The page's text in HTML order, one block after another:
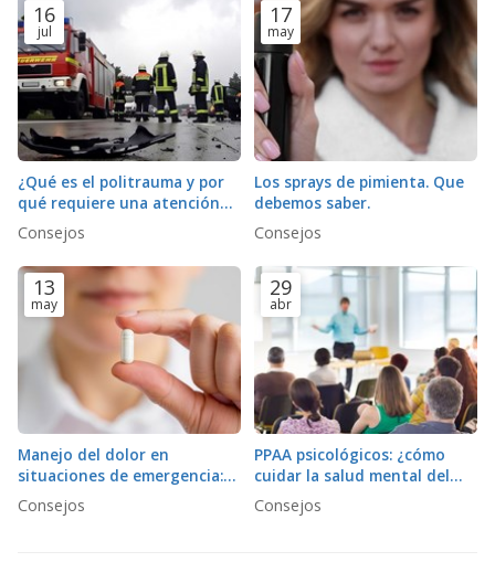
16
jul
¿Qué es el politrauma y por
qué requiere una atención
diferente al trauma simple?
Consejos
17
may
Los sprays de pimienta. Que
debemos saber.
Consejos
13
may
Manejo del dolor en
situaciones de emergencia:
¿qué opciones
farmacológicas y no
Consejos
29
abr
PPAA psicológicos: ¿cómo
cuidar la salud mental del
personal de emergencias tras
un incidente crítico?
Consejos